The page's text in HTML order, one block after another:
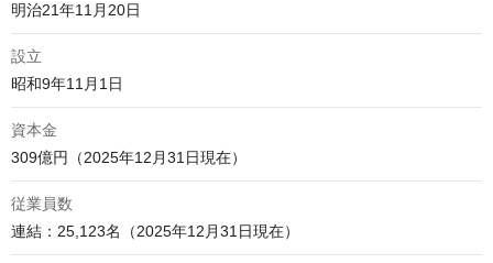
明治21年11月20日
設立
昭和9年11月1日
資本金
309億円（2025年12月31日現在）
従業員数
連結：25,123名（2025年12月31日現在）